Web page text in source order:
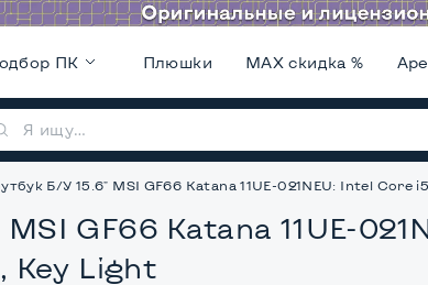
ПК Плюшки MAX скидка %
Б/У 15.6" MSI GF66 Katana 11UE-021NEU: Intel Core
GF66 Katana 11UE-
Key Light